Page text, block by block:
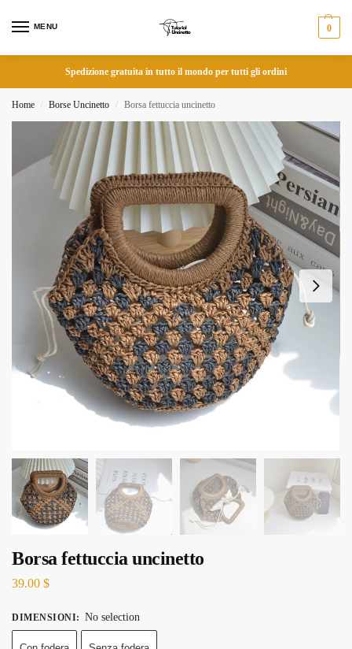
MENU 0
Spedizione gratuita in tutto il mondo per tutti gli ordini
Home / Borse Uncinetto / Borsa fettuccia uncinetto
Borsa fettuccia uncinetto
39.00 $
DIMENSIONI: No selection